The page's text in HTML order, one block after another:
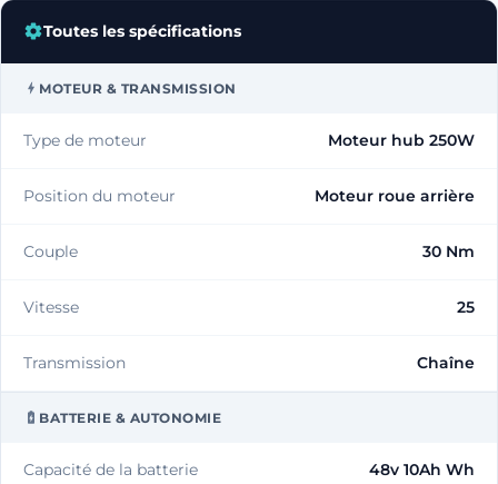
Toutes les spécifications
MOTEUR & TRANSMISSION
Type de moteur Moteur hub 250W
Position du moteur Moteur roue arrière
Couple 30 Nm
Vitesse 25
Transmission Chaîne
BATTERIE & AUTONOMIE
Capacité de la batterie 48v 10Ah Wh